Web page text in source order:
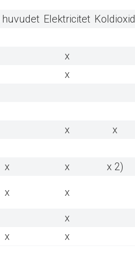
huvudet Elektricitet Koldioxid
x
x
x
x
x x
x 2)
x x
x
x x